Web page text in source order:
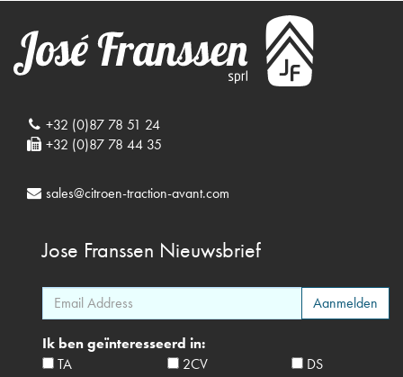
+32 (0)87 78 51 24
+32 (0)87 78 44 35
sales@citroen-traction-avant.com
Jose Franssen Nieuwsbrief
Ik ben geïnteresseerd in:
TA
2CV DS